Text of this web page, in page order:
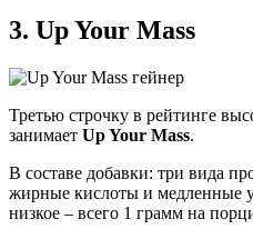
3. Up Your Mass
Третью строчку в рейтинге
занимает Up Your Mass.
В составе добавки: три вида
жирные кислоты и медленные
низкое – всего 1 грамм на